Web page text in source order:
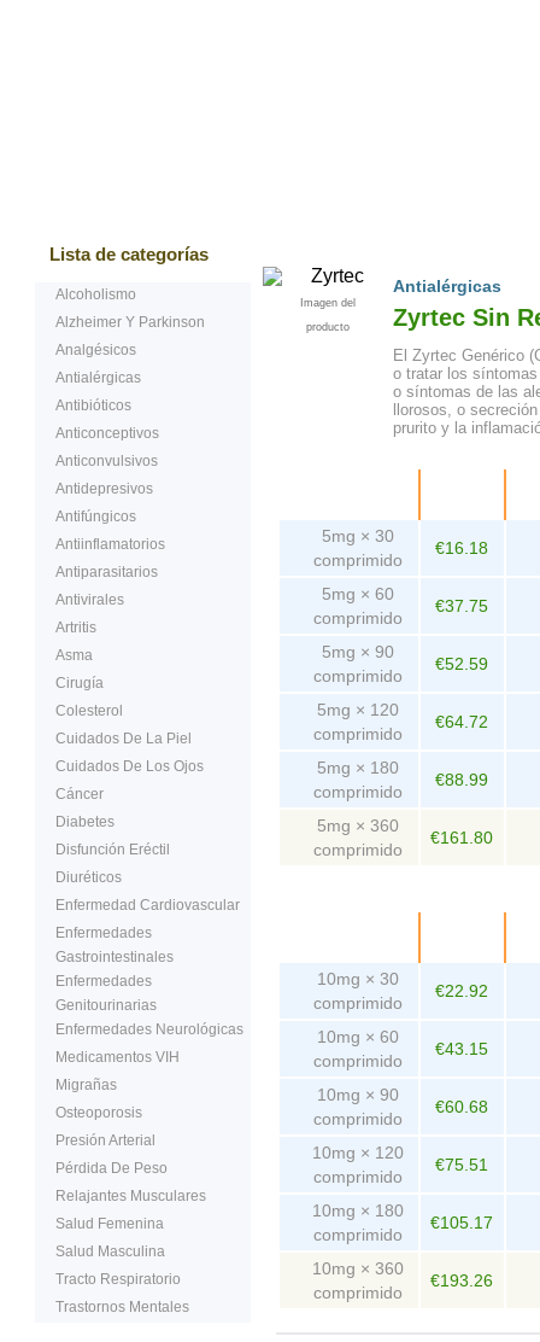
Lista de categorías
Alcoholismo
Alzheimer Y Parkinson
Analgésicos
Antialérgicas
Antibióticos
Anticonceptivos
Anticonvulsivos
Antidepresivos
Antifúngicos
Antiinflamatorios
Antiparasitarios
Antivirales
Artritis
Asma
Cirugía
Colesterol
Cuidados De La Piel
Cuidados De Los Ojos
Cáncer
Diabetes
Disfunción Eréctil
Diuréticos
Enfermedad Cardiovascular
Enfermedades
Gastrointestinales
Enfermedades
Genitourinarias
Enfermedades Neurológicas
Medicamentos VIH
Migrañas
Osteoporosis
Presión Arterial
Pérdida De Peso
Relajantes Musculares
Salud Femenina
Salud Masculina
Tracto Respiratorio
Trastornos Mentales
Imagen del
producto
Antialérgicas
Zyrtec Sin
El Zyrtec Genérico
o tratar los
o síntomas de las
llorosos, o
prurito y la
5mg × 30
comprimido
€16.18
5mg × 60
comprimido
€37.75
5mg × 90
comprimido
€52.59
5mg × 120
comprimido
€64.72
5mg × 180
comprimido
€88.99
5mg × 360
comprimido
€161.80
10mg × 30
comprimido
€22.92
10mg × 60
comprimido
€43.15
10mg × 90
comprimido
€60.68
10mg × 120
comprimido
€75.51
10mg × 180
comprimido
€105.17
10mg × 360
comprimido
€193.26